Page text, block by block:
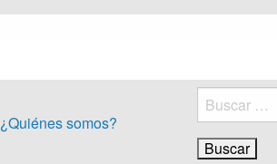
¿Quiénes somos?
Buscar: